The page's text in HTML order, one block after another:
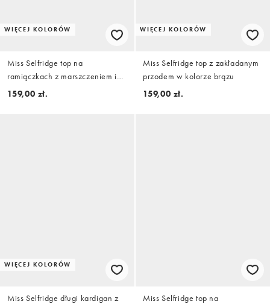
WIĘCEJ KOLORÓW
Miss Selfridge top na
ramiączkach z marszczeniem i
dekoltem w kształcie litery V w
159,00 zł.
WIĘCEJ KOLORÓW
Miss Selfridge top z zakładanym
przodem w kolorze brązu
159,00 zł.
WIĘCEJ KOLORÓW
Miss Selfridge długi kardigan z
Miss Selfridge top na